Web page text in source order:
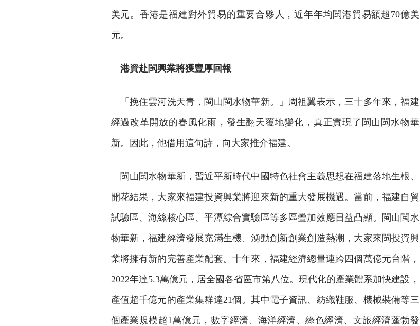
美元。香港是福建對外貿易的重要合夥人，近年年均閩港貿易額超70億美
元。
港資赴閩興業將獲豐厚回報
「挽住雲河洗天青，閩山閩水物華新。」周祖翼表示，三十多年來，福建
經過改革開放的春風化雨，發生翻天覆地變化，真正實現了閩山閩水物華
新。因此，他借用這句詩，向大家推介福建。
閩山閩水物華新，習近平新時代中國特色社會主義思想在福建落地生根、
開花結果，大家來福建投資興業將迎來新的重大發展機遇。當前，福建自貿
試驗區、海絲核心區、平潭綜合實驗區等多區疊加效應日益凸顯。閩山閩水
物華新，福建經濟發展充滿生機、湧動創新創業創造熱潮，大家來閩投資興
業將擁有新的完善產業配套。十年來，福建經濟總量連跨四個萬億元台階，
2022年達5.3萬億元，居全國各省區市第八位。現代化的產業體系加快建設，
產值超千億元的產業集群達21個。其中電子資訊、紡織鞋服、機械裝備等三
個產業規模超1萬億元，數字經濟、海洋經濟、綠色經濟、文旅經濟蓬勃發